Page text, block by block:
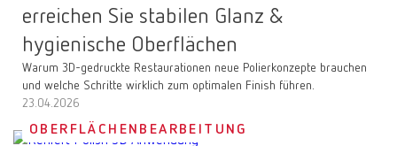
erreichen Sie stabilen Glanz &
hygienische Oberflächen
Warum 3D-gedruckte Restaurationen neue Polierkonzepte brauchen
und welche Schritte wirklich zum optimalen Finish führen.
23.04.2026
OBERFLÄCHENBEARBEITUNG